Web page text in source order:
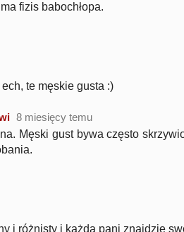
fizis babochłopa.
te męskie gusta :)
8 miesięcy temu
Męski gust bywa często
i różnisty i każda pani znajdzie